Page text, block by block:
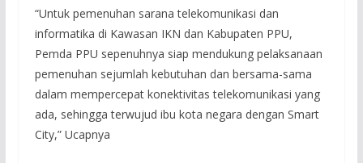
“Untuk pemenuhan sarana telekomunikasi dan
informatika di Kawasan IKN dan Kabupaten PPU,
Pemda PPU sepenuhnya siap mendukung pelaksanaan
pemenuhan sejumlah kebutuhan dan bersama-sama
dalam mempercepat konektivitas telekomunikasi yang
ada, sehingga terwujud ibu kota negara dengan Smart
City,” Ucapnya